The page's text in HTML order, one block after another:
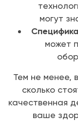
могут
может
Тем не менее,
сколько
качественная
ваше